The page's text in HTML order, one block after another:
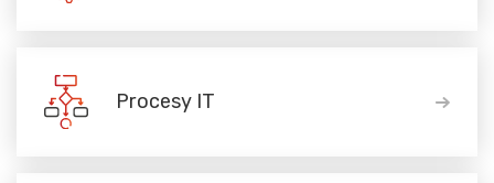
Procesy IT